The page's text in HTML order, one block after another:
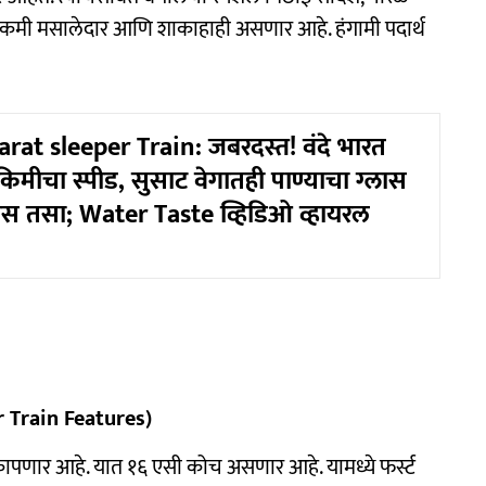
मसालेदार आणि शाकाहाही असणार आहे. हंगामी पदार्थ
sleeper Train: जबरदस्त! वंदे भारत
स्पीड, सुसाट वेगातही पाण्याचा ग्लास
तसा; Water Taste व्हिडिओ व्हायरल
Train Features)
आहे. यात १६ एसी कोच असणार आहे. यामध्ये फर्स्ट